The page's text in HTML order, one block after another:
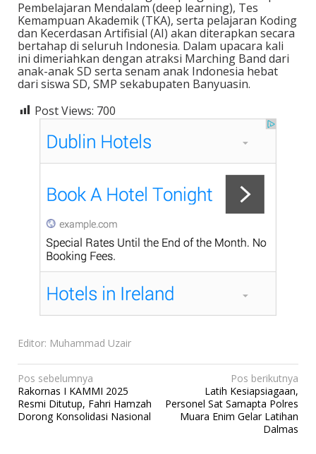
Pembelajaran Mendalam (deep learning), Tes
Kemampuan Akademik (TKA), serta pelajaran Koding
dan Kecerdasan Artifisial (AI) akan diterapkan secara
bertahap di seluruh Indonesia. Dalam upacara kali
ini dimeriahkan dengan atraksi Marching Band dari
anak-anak SD serta senam anak Indonesia hebat
dari siswa SD, SMP sekabupaten Banyuasin.
Post Views: 700
Editor: Muhammad Uzair
N
a
v
Pos sebelumnya
Rakornas I KAMMI 2025
Resmi Ditutup, Fahri Hamzah
Dorong Konsolidasi Nasional
Pos berikutnya
Latih Kesiapsiagaan,
Personel Sat Samapta Polres
Muara Enim Gelar Latihan
Dalmas